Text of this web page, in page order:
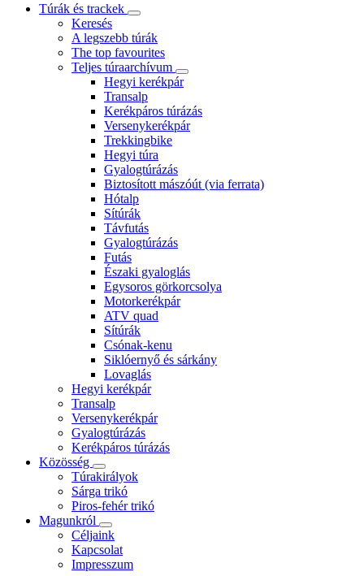
Túrák és trackek
Keresés
A legszebb túrák
The top favourites
Teljes túraarchívum
Hegyi kerékpár
Transalp
Kerékpáros túrázás
Versenykerékpár
Trekkingbike
Hegyi túra
Gyalogtúrázás
Biztosított mászóút (via ferrata)
Hótalp
Sítúrák
Távfutás
Gyalogtúrázás
Futás
Északi gyaloglás
Egysoros görkorcsolya
Motorkerékpár
ATV quad
Sítúrák
Csónak-kenu
Siklóernyő és sárkány
Lovaglás
Hegyi kerékpár
Transalp
Versenykerékpár
Gyalogtúrázás
Kerékpáros túrázás
Közösség
Túrakirályok
Sárga trikó
Piros-fehér trikó
Magunkról
Céljaink
Kapcsolat
Impresszum